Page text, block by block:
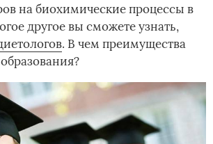
на биохимические процессы в
другое вы сможете узнать,
. В чем преимущества